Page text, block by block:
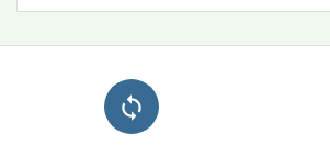
loop